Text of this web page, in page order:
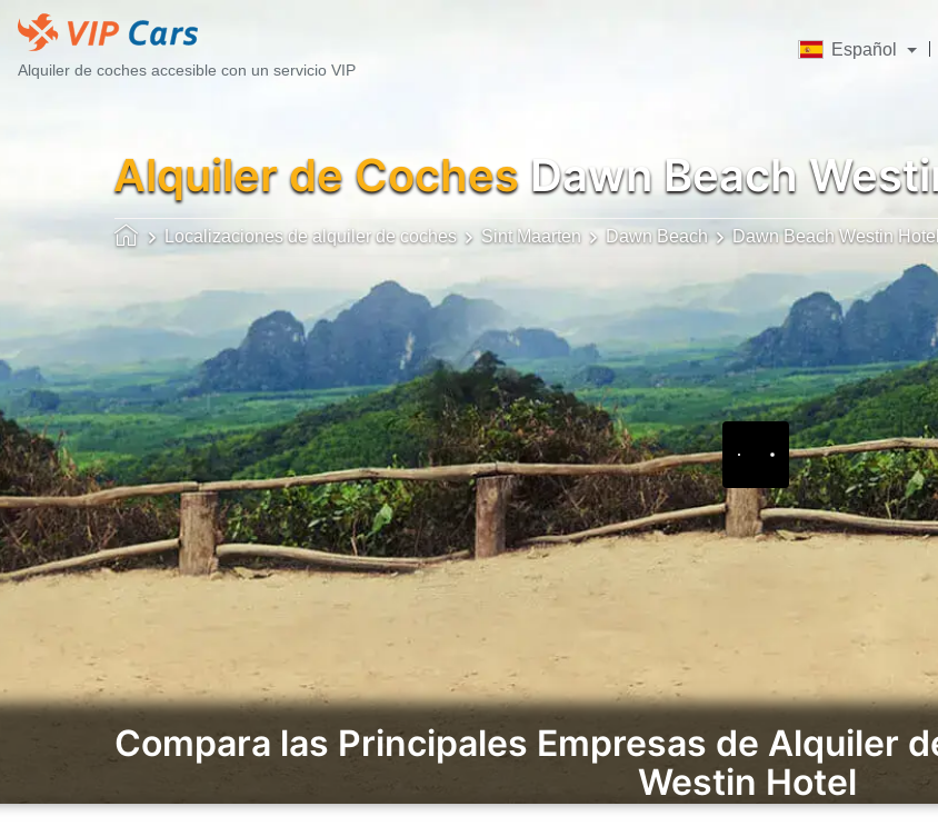
Alquiler de coches accesible con un servicio VIP
Español
Alquiler de Coches Dawn Beach
Localizaciones de alquiler de coches Sint Maarten Dawn Beach Dawn Beach Westin
Compara las Principales Empresas de Alquiler
Westin Hotel